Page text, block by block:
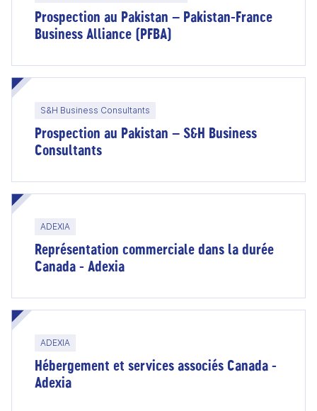
Prospection au Pakistan – Pakistan-France
Business Alliance (PFBA)
S&H Business Consultants
Prospection au Pakistan – S&H Business
Consultants
ADEXIA
Représentation commerciale dans la durée
Canada - Adexia
ADEXIA
Hébergement et services associés Canada -
Adexia